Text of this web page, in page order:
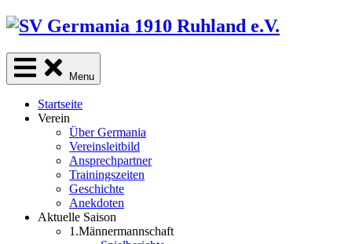
Skip
content
Menu
Startseite
Verein
Über Germania
Vereinsleitbild
Ansprechpartner
Trainingszeiten
Geschichte
Anekdoten
Aktuelle Saison
1.Männermannschaft